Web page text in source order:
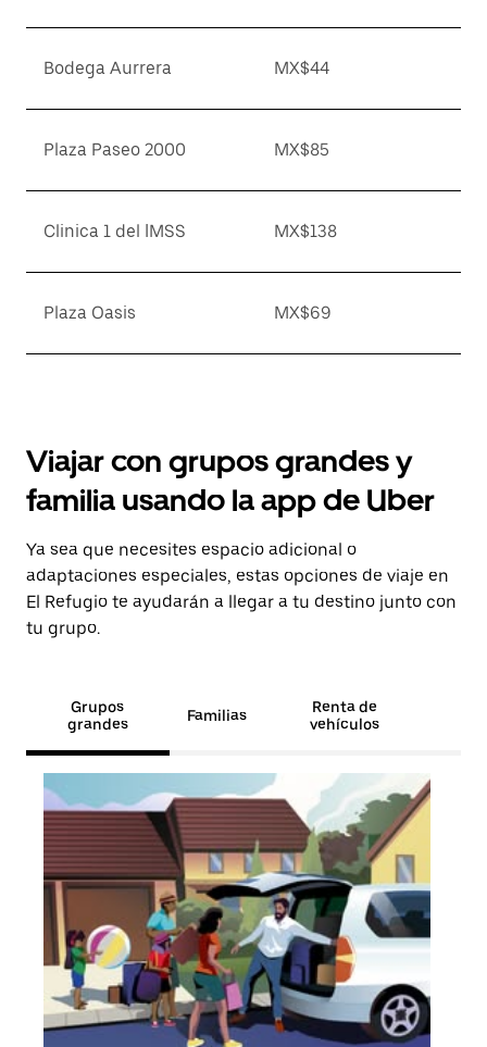
Bodega Aurrera MX$44
Plaza Paseo 2000 MX$85
Clinica 1 del IMSS MX$138
Plaza Oasis MX$69
Viajar con grupos grandes y
familia usando la app de Uber
Ya sea que necesites espacio adicional o
adaptaciones especiales, estas opciones de viaje en
El Refugio te ayudarán a llegar a tu destino junto con
tu grupo.
Grupos
grandes
Familias
Renta de
vehículos